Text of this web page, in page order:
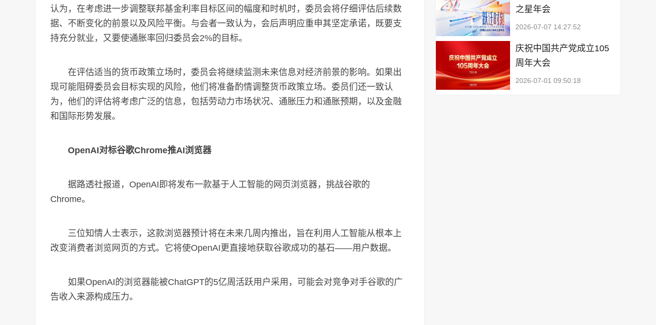
认为，在考虑进一步调整联邦基金利率目标区间的幅度和时机时，委员会将仔细评估后续数
据、不断变化的前景以及风险平衡。与会者一致认为，会后声明应重申其坚定承诺，既要支
持充分就业，又要使通胀率回归委员会2%的目标。
在评估适当的货币政策立场时，委员会将继续监测未来信息对经济前景的影响。如果出
现可能阻碍委员会目标实现的风险，他们将准备酌情调整货币政策立场。委员们还一致认
为，他们的评估将考虑广泛的信息，包括劳动力市场状况、通胀压力和通胀预期，以及金融
和国际形势发展。
OpenAI对标谷歌Chrome推AI浏览器
据路透社报道，OpenAI即将发布一款基于人工智能的网页浏览器，挑战谷歌的
Chrome。
三位知情人士表示，这款浏览器预计将在未来几周内推出，旨在利用人工智能从根本上
改变消费者浏览网页的方式。它将使OpenAI更直接地获取谷歌成功的基石——用户数据。
如果OpenAI的浏览器能被ChatGPT的5亿周活跃用户采用，可能会对竞争对手谷歌的广
告收入来源构成压力。
之星年会
2026-07-07 14:27:52
庆祝中国共产党成立105
周年大会
2026-07-01 09:50:18